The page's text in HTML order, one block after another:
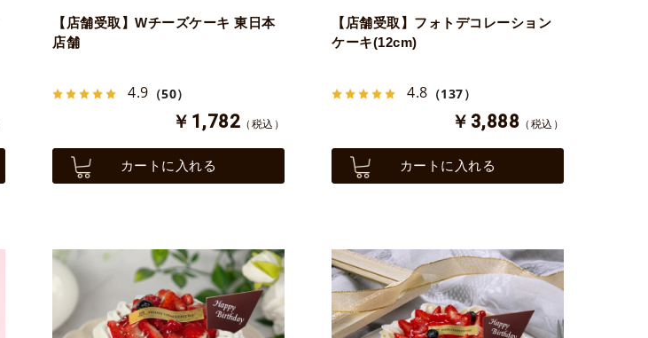
【店舗受取】Wチーズケーキ 東日本
店舗
4.9 （50）
￥1,782 （税込）
カートに入れる
【店舗受取】フォトデコレーション
ケーキ(12cm)
4.8 （137）
￥3,888 （税込）
カートに入れる